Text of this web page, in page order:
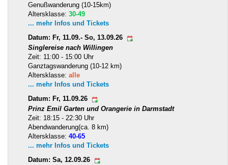
Genußwanderung (10-15km)
Altersklasse: 30-49
... mehr Infos und Tickets
Datum: Fr, 11.09.- So, 13.09.26
Singlereise nach Willingen
Zeit: 11:00 - 15:00 Uhr
Ganztagswanderung (10-12 km)
Altersklasse: alle
... mehr Infos und Tickets
Datum: Fr, 11.09.26
Prinz Emil Garten und Orangerie in Darmstadt
Zeit: 18:15 - 22:30 Uhr
Abendwanderung(ca. 8 km)
Altersklasse: 40-65
... mehr Infos und Tickets
Datum: Sa, 12.09.26